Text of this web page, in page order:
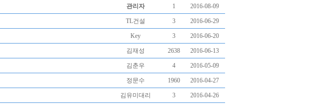
관리자 1 2016-08-09
TL건설 3 2016-06-29
Key 3 2016-06-20
김재성 2638 2016-06-13
김춘우 4 2016-05-09
정문수 1960 2016-04-27
김유미대리 3 2016-04-26